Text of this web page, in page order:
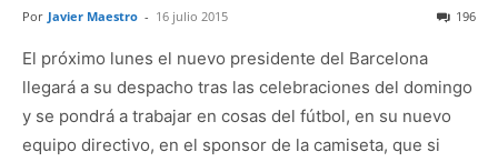
Por Javier Maestro - 16 julio 2015 196
El próximo lunes el nuevo presidente del Barcelona
llegará a su despacho tras las celebraciones del domingo
y se pondrá a trabajar en cosas del fútbol, en su nuevo
equipo directivo, en el sponsor de la camiseta, que si